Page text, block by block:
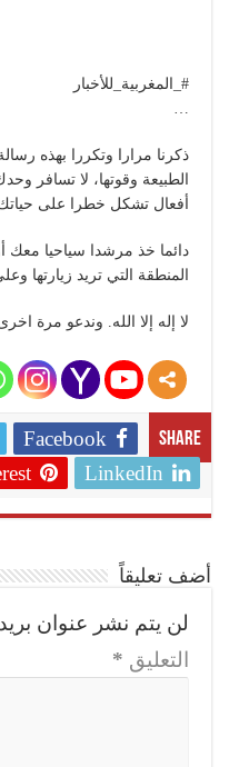
#_المغربية_للأخبار
…
ذكرنا مرارا وتكررا بهذه
الطبيعة وقوتها، لا تسافر
أفعال تشكل خطرا على
دائما خذ مرشدا سياحيا
المنطقة التي تريد زيارتها
لا إله إلا الله. وندعو مرة
Share
Facebook
LinkedIn
أضف تعليقاً
لن يتم نشر عنوان
التعليق *